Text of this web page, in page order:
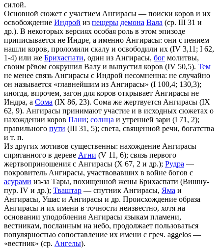
силой.
Основной сюжет с участием Ангирасы — поиски коров и их
освобождение Индрой из пещеры демона Вала (ср. III 31 и
др.). В некоторых версиях особая роль в этом эпизоде
приписывается не Индре, а именно Ангирасы: они с пением
нашли коров, проломили скалу и освободили их (IV 3,11; I 62,
1-4) или же Брихаспати, один из Ангирасы, бог молитвы,
своим рёвом сокрушил Валу и выпустил коров (IV 50,5). Тем
не менее связь Ангирасы с Индрой несомненна: не случайно
он называется «главнейшим из Ангирасы» (I 100,4; 130,3);
иногда, впрочем, загон для коров открывает Ангирасы не
Индра, а Сома (IX 86, 23). Сома же жертвуется Ангирасы (IX
62, 9). Ангирасы принимают участие и в исходных сюжетах о
нахождении коров Пани; солнца и утренней зари (I 71, 2);
правильного пути (III 31, 5); света, священной речи, богатства
и т. п.
Из других мотивов существенны: нахождение Ангирасы
спрятанного в дереве Агни (V 11, 6); связь первого
жертвоприношения с Ангирасы (X 67, 2 и др.); Рудра —
покровитель Ангирасы, участвовавших в войне богов с
асурами из-за Тары, похищенной жены Брихаспати (Вишну-
пур. IV и др.); Тваштар — спутник Ангирасы, Яма и
Ангирасы, Ушас и Ангирасы и др. Происхождение образа
Ангирасы и их имени в точности неизвестно, хотя на
основании уподобления Ангирасы языкам пламени,
вестникам, посланным на небо, продолжает пользоваться
популярностью сопоставление их имени с греч. aggelos —
«вестник» (ср. Ангелы).